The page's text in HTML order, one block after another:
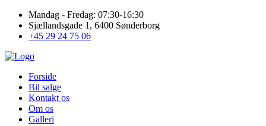
Mandag - Fredag: 07:30-16:30
Sjællandsgade 1, 6400 Sønderborg
+45 29 24 75 06
Forside
Bil salge
Kontakt os
Om os
Galleri